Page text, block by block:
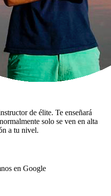
de élite. Te enseñará
solo se ven en alta
a tu nivel.
en Google